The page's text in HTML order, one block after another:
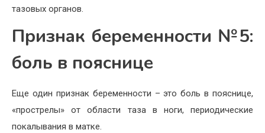
тазовых органов.
Признак беременности №5:
боль в пояснице
Еще один признак беременности – это боль в пояснице,
«прострелы» от области таза в ноги, периодические
покалывания в матке.